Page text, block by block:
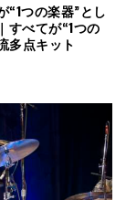
“1つの楽器”とし
すべてが“1つの
多点キット